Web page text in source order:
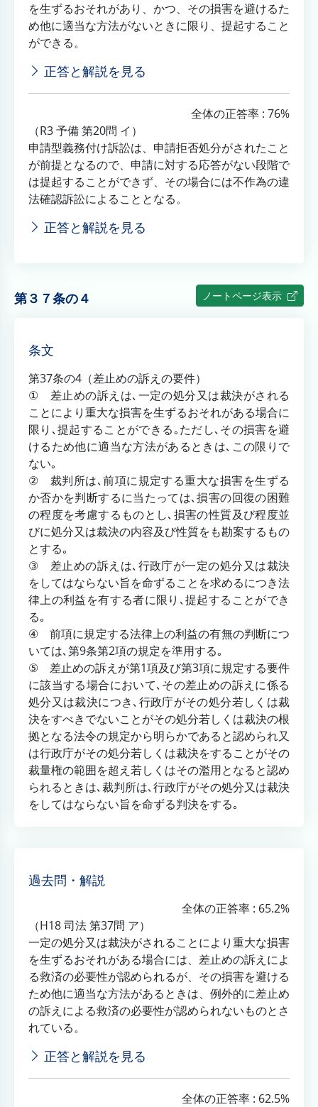
を生ずるおそれがあり、かつ、その損害を避けるた
め他に適当な方法がないときに限り、提起すること
ができる。
正答と解説を見る
全体の正答率 : 76%
（R3 予備 第20問 イ）
申請型義務付け訴訟は、申請拒否処分がされたこと
が前提となるので、申請に対する応答がない段階で
は提起することができず、その場合には不作為の違
法確認訴訟によることとなる。
正答と解説を見る
第３７条の４ ノートページ表示
条文
第37条の4（差止めの訴えの要件）
① 差止めの訴えは､一定の処分又は裁決がされる
ことにより重大な損害を生ずるおそれがある場合に
限り､提起することができる｡ただし､その損害を避
けるため他に適当な方法があるときは､この限りで
ない｡
② 裁判所は､前項に規定する重大な損害を生ずる
か否かを判断するに当たっては､損害の回復の困難
の程度を考慮するものとし､損害の性質及び程度並
びに処分又は裁決の内容及び性質をも勘案するもの
とする｡
③ 差止めの訴えは､行政庁が一定の処分又は裁決
をしてはならない旨を命ずることを求めるにつき法
律上の利益を有する者に限り､提起することができ
る｡
④ 前項に規定する法律上の利益の有無の判断につ
いては､第9条第2項の規定を準用する｡
⑤ 差止めの訴えが第1項及び第3項に規定する要件
に該当する場合において､その差止めの訴えに係る
処分又は裁決につき､行政庁がその処分若しくは裁
決をすべきでないことがその処分若しくは裁決の根
拠となる法令の規定から明らかであると認められ又
は行政庁がその処分若しくは裁決をすることがその
裁量権の範囲を超え若しくはその濫用となると認め
られるときは､裁判所は､行政庁がその処分又は裁決
をしてはならない旨を命ずる判決をする｡
過去問・解説
全体の正答率 : 65.2%
（H18 司法 第37問 ア）
一定の処分又は裁決がされることにより重大な損害
を生ずるおそれがある場合には、差止めの訴えによ
る救済の必要性が認められるが、その損害を避ける
ため他に適当な方法があるときは、例外的に差止め
の訴えによる救済の必要性が認められないものとさ
れている。
正答と解説を見る
全体の正答率 : 62.5%